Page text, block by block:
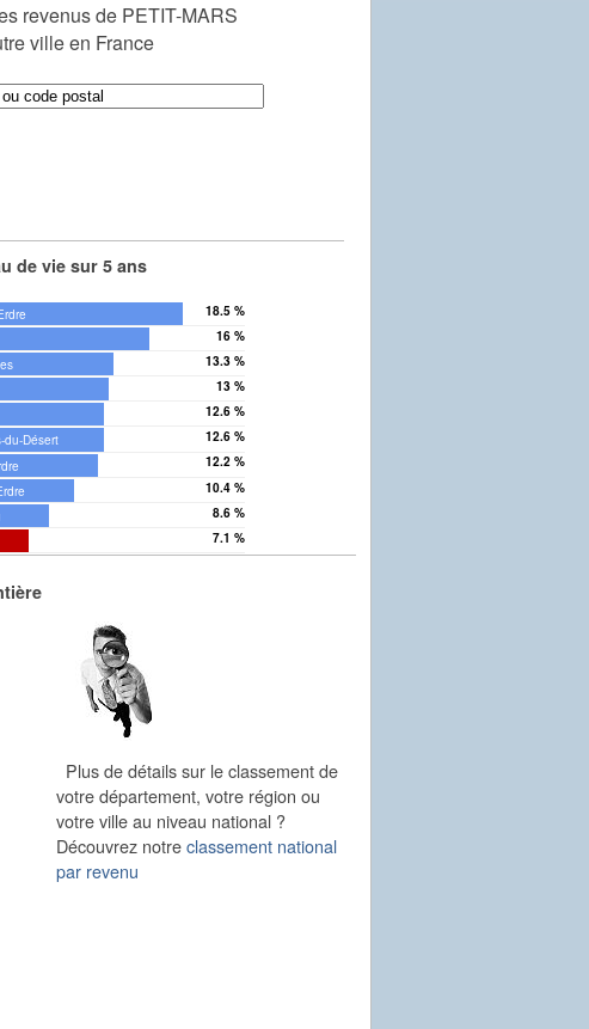
revenus de PETIT-MARS
ville en France
de vie sur 5 ans
18.5 %
16 %
13.3 %
13 %
12.6 %
du-Désert 12.6 %
12.2 %
10.4 %
8.6 %
7.1 %
Plus de détails sur le classement de
votre département, votre région ou
votre ville au niveau national ?
Découvrez notreclassement national
par revenu